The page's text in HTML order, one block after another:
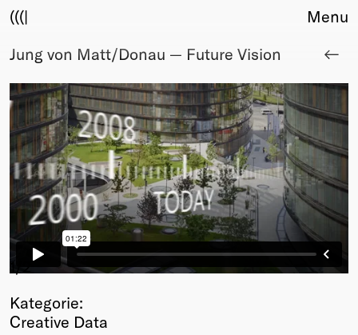
(((|
About
Award
Sponsors
Fair Work
TBD
Events
Upcoming
Past
Membership
Members
Young Creatives
Menu
Jung von Matt/Donau — Future Vision
Kategorie:
Creative Data